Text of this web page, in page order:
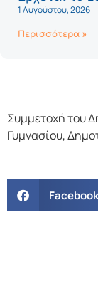
1 Αυγούστου, 2026
Περισσότερα »
Συμμετοχή του
Γυμνασίου,
Facebook